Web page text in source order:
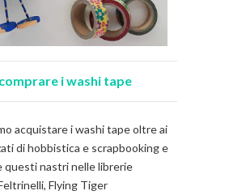
i washi tape
acquistare i washi tape oltre ai
di hobbistica e scrapbooking e
questi nastri nelle librerie
Flying Tiger